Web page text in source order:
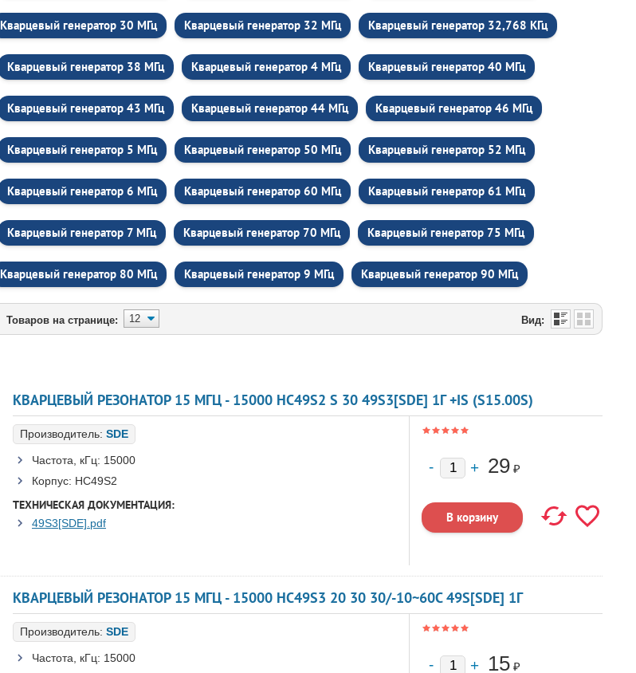
Кварцевый генератор 30 МГц Кварцевый генератор 32 МГц Кварцевый генератор 32,768 КГц
Кварцевый генератор 38 МГц Кварцевый генератор 4 МГц Кварцевый генератор 40 МГц
Кварцевый генератор 43 МГц Кварцевый генератор 44 МГц Кварцевый генератор 46 МГц
Кварцевый генератор 5 МГц Кварцевый генератор 50 МГц Кварцевый генератор 52 МГц
Кварцевый генератор 6 МГц Кварцевый генератор 60 МГц Кварцевый генератор 61 МГц
Кварцевый генератор 7 МГц Кварцевый генератор 70 МГц Кварцевый генератор 75 МГц
Кварцевый генератор 80 МГц Кварцевый генератор 9 МГц Кварцевый генератор 90 МГц
Товаров на странице: Вид:
КВАРЦЕВЫЙ РЕЗОНАТОР 15 МГЦ - 15000 HC49S2 S 30 49S3[SDE] 1Г +IS (S15.00S)
Производитель: SDE
Частота, кГц: 15000
Корпус: HC49S2
ТЕХНИЧЕСКАЯ ДОКУМЕНТАЦИЯ:
49S3[SDE].pdf
29 ₽
КВАРЦЕВЫЙ РЕЗОНАТОР 15 МГЦ - 15000 HC49S3 20 30 30/-10~60C 49S[SDE] 1Г
Производитель: SDE
Частота, кГц: 15000
15 ₽